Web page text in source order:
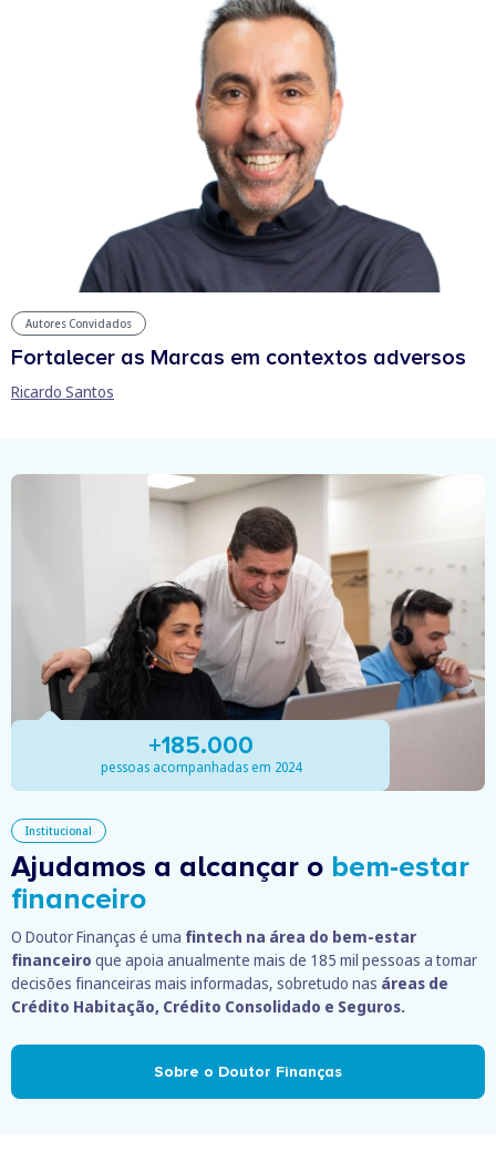
Autores Convidados
Fortalecer as Marcas em contextos adversos
Ricardo Santos
Institucional
Ajudamos a alcançar o bem-estar
financeiro
O Doutor Finanças é uma fintech na área do bem-estar
financeiro que apoia anualmente mais de 185 mil pessoas a tomar
decisões financeiras mais informadas, sobretudo nas áreas de
Crédito Habitação, Crédito Consolidado e Seguros.
Sobre o Doutor Finanças
+185.000
pessoas acompanhadas em 2024